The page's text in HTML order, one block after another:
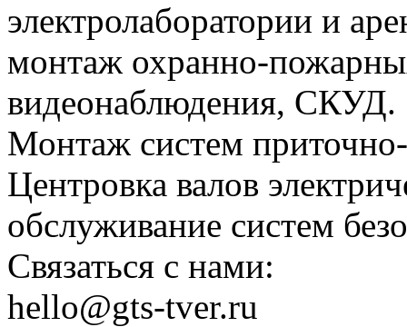
электролаборатории и
монтаж охранно-
видеонаблюдения, СКУД.
Монтаж систем
Центровка валов
обслуживание систем
Связаться с нами:
hello@gts-tver.ru